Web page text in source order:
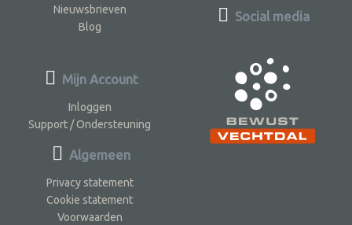
Nieuwsbrieven
Blog
Social media
Mijn Account
Inloggen
Support / Ondersteuning
Algemeen
Privacy statement
Cookie statement
Voorwaarden